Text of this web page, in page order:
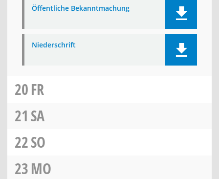
Öffentliche Bekanntmachung
Niederschrift
20FR
21 SA
22SO
23MO